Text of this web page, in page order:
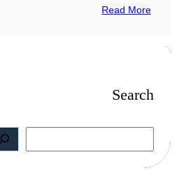
Read More
Search
S
a
r